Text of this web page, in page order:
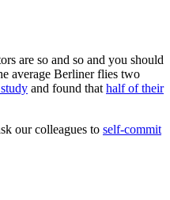
are so and so and you should
average Berliner flies two
study and found thathalf of their
our colleagues to self-commit